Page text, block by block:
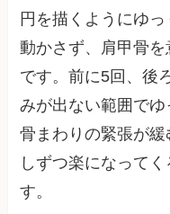
円を描くようにゆ
動かさず、肩甲骨
です。前に5回、後
みが出ない範囲で
骨まわりの緊張が
しずつ楽になって
す。